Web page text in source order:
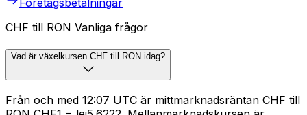
Företagsbetalningar
CHF till RON Vanliga frågor
Vad är växelkursen CHF till RON idag?
Från och med 12:07 UTC är mittmarknadsräntan CHF till